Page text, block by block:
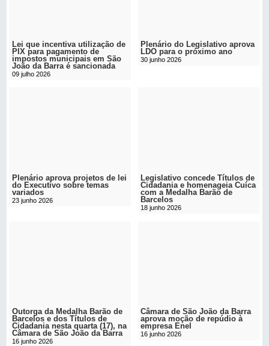
Lei que incentiva utilização de
PIX para pagamento de
impostos municipais em São
João da Barra é sancionada
09 julho 2026
Plenário do Legislativo aprova
LDO para o próximo ano
30 junho 2026
Plenário aprova projetos de lei
do Executivo sobre temas
variados
23 junho 2026
Legislativo concede Títulos de
Cidadania e homenageia Cuíca
com a Medalha Barão de
Barcelos
18 junho 2026
Outorga da Medalha Barão de
Barcelos e dos Títulos de
Cidadania nesta quarta (17), na
Câmara de São João da Barra
16 junho 2026
Câmara de São João da Barra
aprova moção de repúdio à
empresa Enel
16 junho 2026